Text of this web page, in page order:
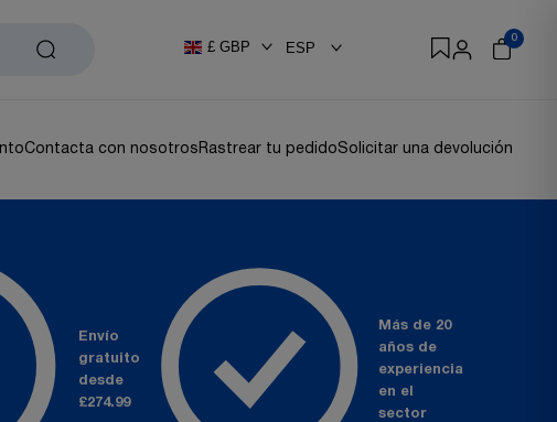
£ GBP ESP
0
Contacta con nosotros Rastrear tu pedidoSolicitar una devolución
Envío
gratuito
desde
£274.99
Más de 20
años de
experiencia
en el
sector